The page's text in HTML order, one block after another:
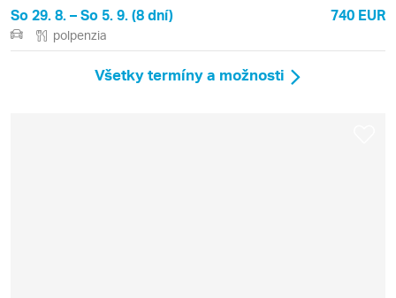
So 29. 8. – So 5. 9. (8 dní) 740 EUR
polpenzia
Všetky termíny a možnosti